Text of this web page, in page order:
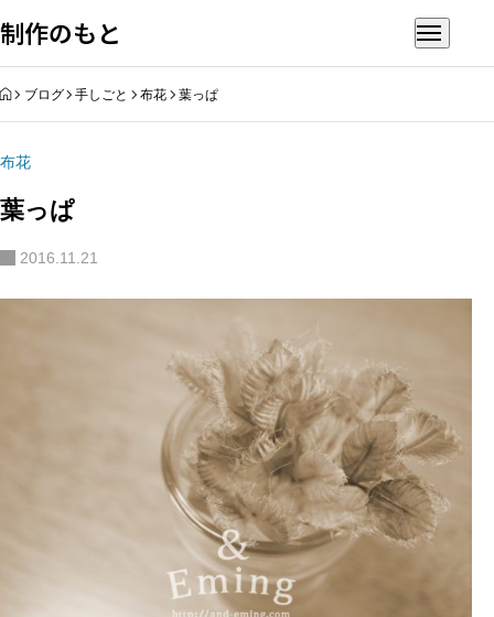
制作のもと
HOME
ブログ 手しごと 布花 葉っぱ
布花
葉っぱ
2016.11.21